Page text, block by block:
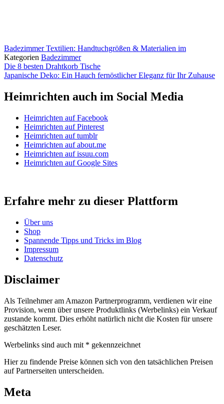
Badezimmer Textilien: Handtuchgrößen & Materialien im
Kategorien Badezimmer
Die 8 besten Drahtkorb Tische
Japanische Deko: Ein Hauch fernöstlicher Eleganz für Ihr Zuhause
Heimrichten auch im Social Media
Heimrichten auf Facebook
Heimrichten auf Pinterest
Heimrichten auf tumblr
Heimrichten auf about.me
Heimrichten auf issuu.com
Heimrichten auf Google Sites
Erfahre mehr zu dieser Plattform
Über uns
Shop
Spannende Tipps und Tricks im Blog
Impressum
Datenschutz
Disclaimer
Als Teilnehmer am Amazon Partnerprogramm, verdienen wir eine
Provision, wenn über unsere Produktlinks (Werbelinks) ein Verkauf
zustande kommt. Dies erhöht natürlich nicht die Kosten für unsere
geschätzten Leser.
Werbelinks sind auch mit * gekennzeichnet
Hier zu findende Preise können sich von den tatsächlichen Preisen
auf Partnerseiten unterscheiden.
Meta